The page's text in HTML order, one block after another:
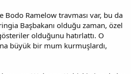
Bodo Ramelow travması var, bu da
Başbakanı olduğu zaman, özel
olduğunu hatırlattı. O
büyük bir mum kurmuşlardı,